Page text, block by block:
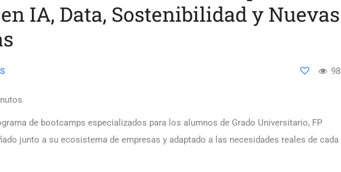
IA, Data, Sostenibilidad y Nuevas
98
de bootcamps especializados para los alumnos de Grado Universitario, FP
junto a su ecosistema de empresas y adaptado a las necesidades reales de cada